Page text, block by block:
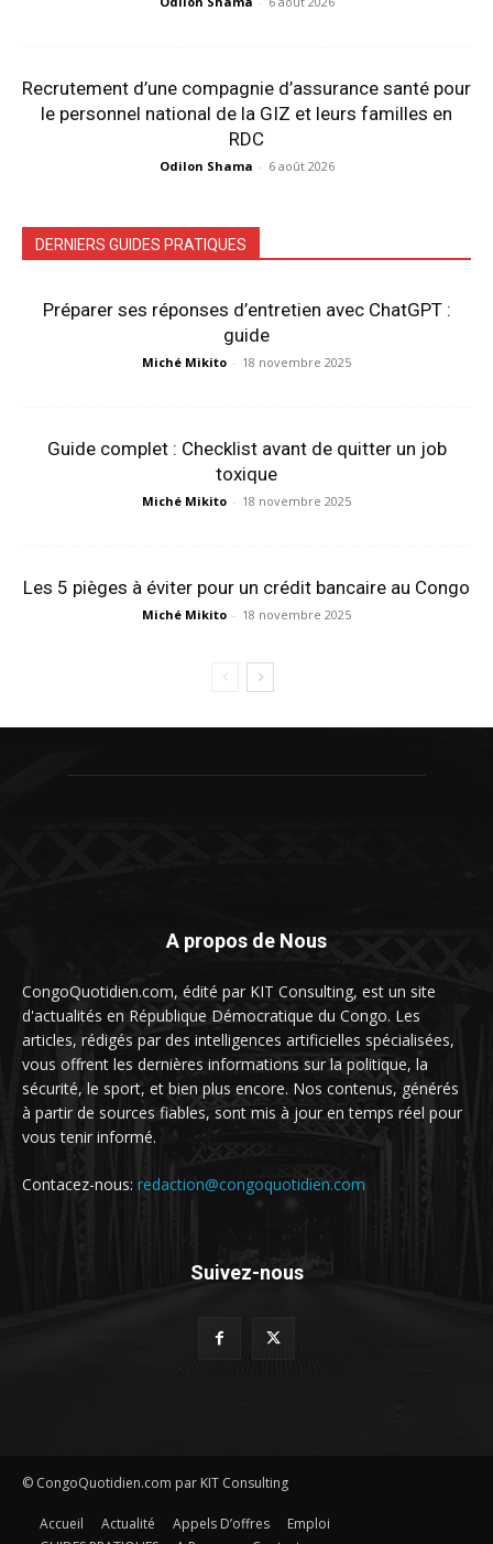
Recrutement d’une compagnie d’assurance santé pour
le personnel national de la GIZ et leurs familles en
RDC
Odilon Shama - 6 août 2026
DERNIERS GUIDES PRATIQUES
Préparer ses réponses d’entretien avec ChatGPT :
guide
Miché Mikito - 18 novembre 2025
Guide complet : Checklist avant de quitter un job
toxique
Miché Mikito - 18 novembre 2025
Les 5 pièges à éviter pour un crédit bancaire au Congo
Miché Mikito - 18 novembre 2025
A propos de Nous
CongoQuotidien.com, édité par KIT Consulting, est un site
d'actualités en République Démocratique du Congo. Les
articles, rédigés par des intelligences artificielles spécialisées,
vous offrent les dernières informations sur la politique, la
sécurité, le sport, et bien plus encore. Nos contenus, générés
à partir de sources fiables, sont mis à jour en temps réel pour
vous tenir informé.
Contacez-nous: redaction@congoquotidien.com
Suivez-nous
© CongoQuotidien.com par KIT Consulting
Accueil Actualité Appels D’offres
Emploi